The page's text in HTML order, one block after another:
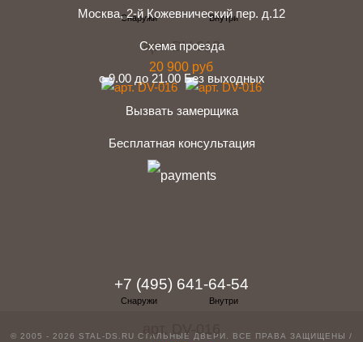
арт. DV-018
20 900 руб
арт. DV-016
Москва, 2-й Кожевнический пер. д.12
Схема проезда
с 9.00 до 21.00 Без выходных
Вызвать замерщика
Бесплатная консультация
+7 (495) 641-64-54
© 2005 - 2026 STAL-DS.RU СТАЛЬНЫЕ ДВЕРИ . ВСЕ ПРАВА ЗАЩИЩЕНЫ /